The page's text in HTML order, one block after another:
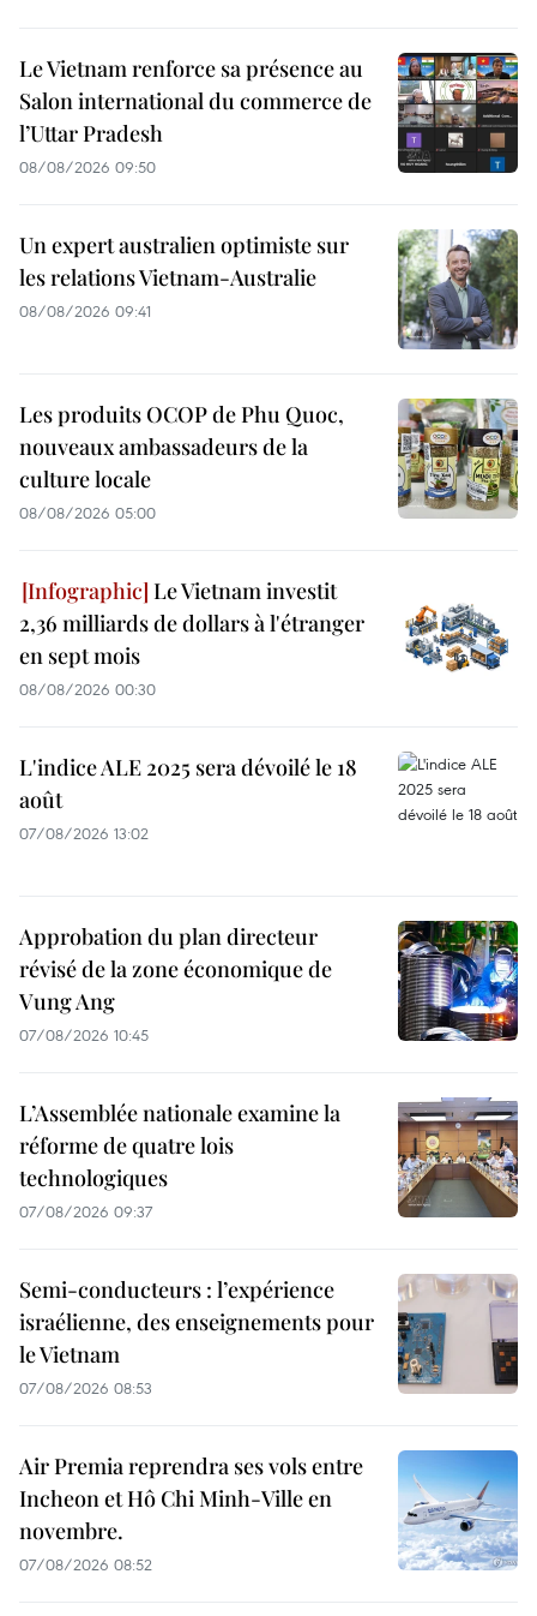
Le Vietnam renforce sa présence au
Salon international du commerce de
l’Uttar Pradesh
08/08/2026 09:50
Un expert australien optimiste sur
les relations Vietnam-Australie
08/08/2026 09:41
Les produits OCOP de Phu Quoc,
nouveaux ambassadeurs de la
culture locale
08/08/2026 05:00
Le Vietnam investit
2,36 milliards de dollars à l'étranger
en sept mois
08/08/2026 00:30
L'indice ALE 2025 sera dévoilé le 18
août
07/08/2026 13:02
Approbation du plan directeur
révisé de la zone économique de
Vung Ang
07/08/2026 10:45
L’Assemblée nationale examine la
réforme de quatre lois
technologiques
07/08/2026 09:37
Semi-conducteurs : l’expérience
israélienne, des enseignements pour
le Vietnam
07/08/2026 08:53
Air Premia reprendra ses vols entre
Incheon et Hô Chi Minh-Ville en
novembre.
07/08/2026 08:52